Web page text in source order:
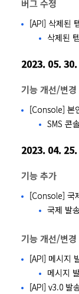
버그 수정
[API] 삭제된
삭제된
2023. 05. 30.
기능 개선/변경
[Console] 본
SMS 콘
2023. 04. 25.
기능 추가
[Console] 국
국제 발
기능 개선/변경
[API] 메시지
메시지
[API] v3.0 발